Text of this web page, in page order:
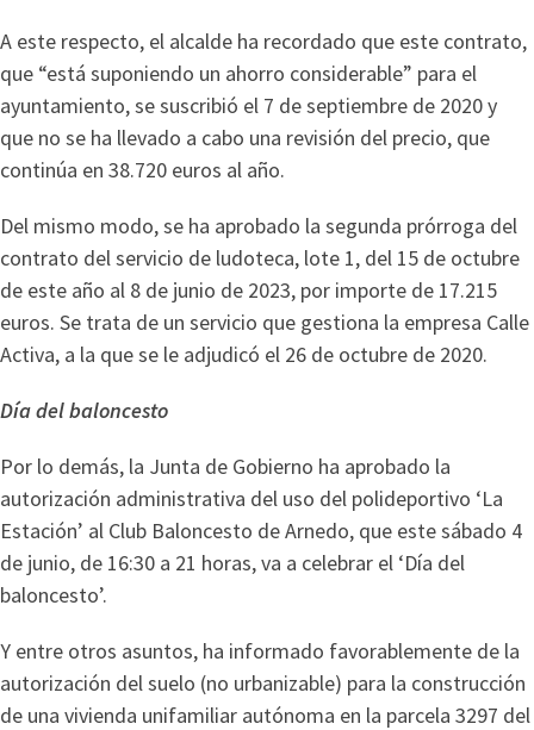
A este respecto, el alcalde ha recordado que este contrato,
que “está suponiendo un ahorro considerable” para el
ayuntamiento, se suscribió el 7 de septiembre de 2020 y
que no se ha llevado a cabo una revisión del precio, que
continúa en 38.720 euros al año.
Del mismo modo, se ha aprobado la segunda prórroga del
contrato del servicio de ludoteca, lote 1, del 15 de octubre
de este año al 8 de junio de 2023, por importe de 17.215
euros. Se trata de un servicio que gestiona la empresa Calle
Activa, a la que se le adjudicó el 26 de octubre de 2020.
Día del baloncesto
Por lo demás, la Junta de Gobierno ha aprobado la
autorización administrativa del uso del polideportivo ‘La
Estación’ al Club Baloncesto de Arnedo, que este sábado 4
de junio, de 16:30 a 21 horas, va a celebrar el ‘Día del
baloncesto’.
Y entre otros asuntos, ha informado favorablemente de la
autorización del suelo (no urbanizable) para la construcción
de una vivienda unifamiliar autónoma en la parcela 3297 del